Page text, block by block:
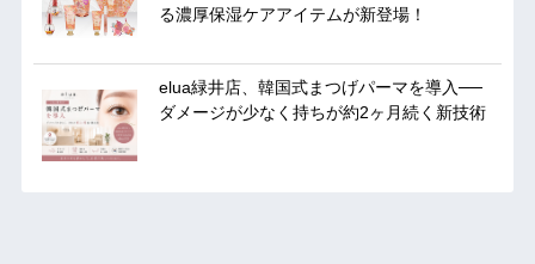
る濃厚保湿ケアアイテムが新登場！
elua緑井店、韓国式まつげパーマを導入──
ダメージが少なく持ちが約2ヶ月続く新技術